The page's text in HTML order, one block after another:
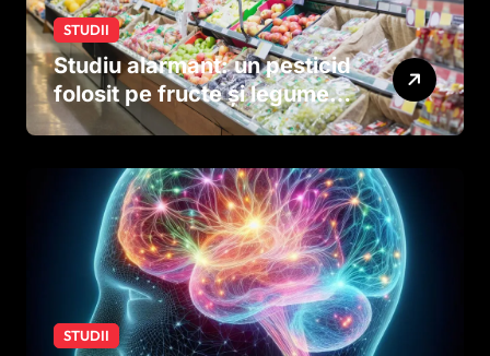
STUDII
Studiu alarmant: un pesticid
folosit pe fructe și legume
ar putea afecta dezvoltarea
dinainte de naștere
STUDII